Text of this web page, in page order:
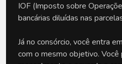
IOF (Imposto sobre
bancárias diluídas nas
Já no consórcio, você entra
com o mesmo objetivo. Você